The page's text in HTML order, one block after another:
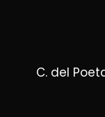
C. del